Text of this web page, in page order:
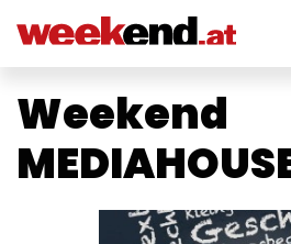
zum
Weekend